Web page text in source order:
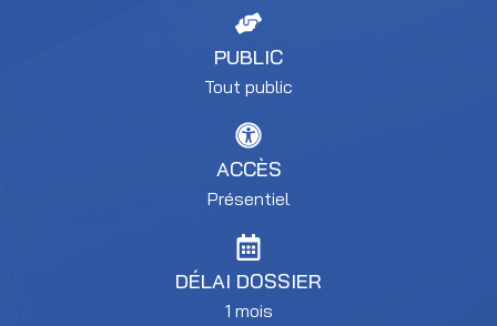
PUBLIC
Tout public
ACCÈS
Présentiel
DÉLAI DOSSIER
1 mois